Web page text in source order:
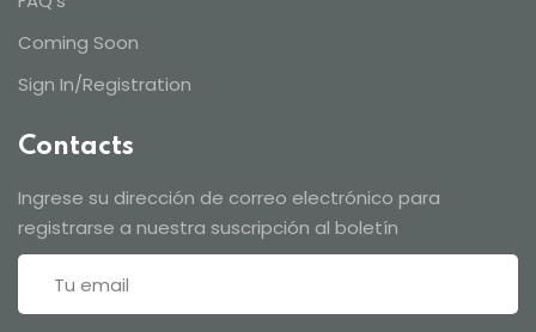
Coming Soon
Sign In/Registration
Contacts
Ingrese su dirección de correo electrónico para
registrarse a nuestra suscripción al boletín